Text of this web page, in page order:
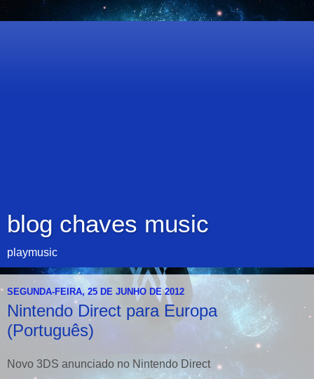
blog chaves music
playmusic
SEGUNDA-FEIRA, 25 DE JUNHO DE 2012
Nintendo Direct para Europa
(Português)
Novo 3DS anunciado no Nintendo Direct